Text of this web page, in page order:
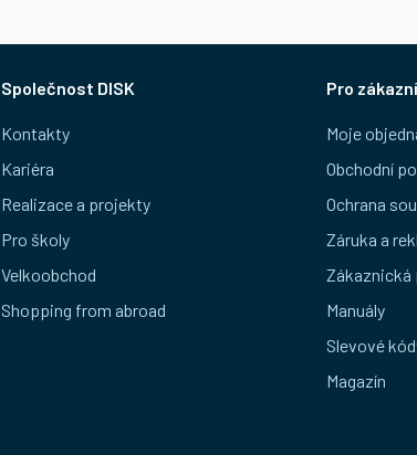
Společnost DISK
Kontakty
Kariéra
Realizace a projekty
Pro školy
Velkoobchod
Shopping from abroad
Pro
Moje
Obchodní
Ochrana
Záruka a
Zákaznická
Manuály
Slevové
Magazín